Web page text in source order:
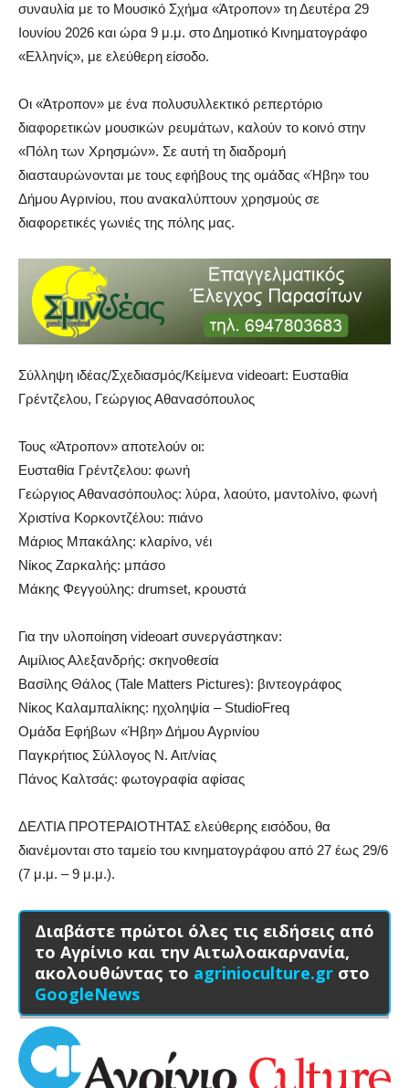
συναυλία με το Μουσικό Σχήμα «Άτροπον» τη Δευτέρα 29
Ιουνίου 2026 και ώρα 9 μ.μ. στο Δημοτικό Κινηματογράφο
«Ελληνίς», με ελεύθερη είσοδο.
Οι «Άτροπον» με ένα πολυσυλλεκτικό ρεπερτόριο
διαφορετικών μουσικών ρευμάτων, καλούν το κοινό στην
«Πόλη των Χρησμών». Σε αυτή τη διαδρομή
διασταυρώνονται με τους εφήβους της ομάδας «Ήβη» του
Δήμου Αγρινίου, που ανακαλύπτουν χρησμούς σε
διαφορετικές γωνιές της πόλης μας.
Σύλληψη ιδέας/Σχεδιασμός/Κείμενα videoart: Ευσταθία
Γρέντζελου, Γεώργιος Αθανασόπουλος
Τους «Άτροπον» αποτελούν οι:
Ευσταθία Γρέντζελου: φωνή
Γεώργιος Αθανασόπουλος: λύρα, λαούτο, μαντολίνο, φωνή
Χριστίνα Κορκοντζέλου: πιάνο
Μάριος Μπακάλης: κλαρίνο, νέι
Νίκος Ζαρκαλής: μπάσο
Μάκης Φεγγούλης: drumset, κρουστά
Για την υλοποίηση videoart συνεργάστηκαν:
Αιμίλιος Αλεξανδρής: σκηνοθεσία
Βασίλης Θάλος (Tale Matters Pictures): βιντεογράφος
Νίκος Καλαμπαλίκης: ηχοληψία – StudioFreq
Ομάδα Εφήβων «Ήβη» Δήμου Αγρινίου
Παγκρήτιος Σύλλογος Ν. Αιτ/νίας
Πάνος Καλτσάς: φωτογραφία αφίσας
ΔΕΛΤΙΑ ΠΡΟΤΕΡΑΙΟΤΗΤΑΣ ελεύθερης εισόδου, θα
διανέμονται στο ταμείο του κινηματογράφου από 27 έως 29/6
(7 μ.μ. – 9 μ.μ.).
Διαβάστε πρώτοι όλες τις ειδήσεις από
το Αγρίνιο και την Αιτωλοακαρνανία,
ακολουθώντας το agrinioculture.gr στο
GoogleNews